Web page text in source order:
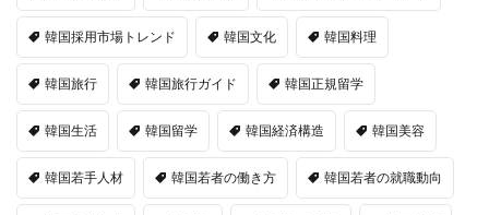
韓国採用市場トレンド 韓国文化 韓国料理
韓国旅行 韓国旅行ガイド 韓国正規留学
韓国生活 韓国留学 韓国経済構造 韓国美容
韓国若手人材 韓国若者の働き方 韓国若者の就職動向